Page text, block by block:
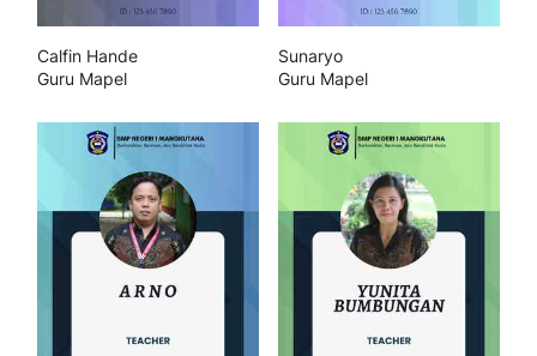
Calfin Hande
Guru Mapel
Sunaryo
Guru Mapel